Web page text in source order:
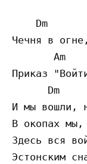
Dm
Чечня в
Am
Приказ
Dm
И мы вошли,
В окопах мы,
Здесь вся
Эстонским